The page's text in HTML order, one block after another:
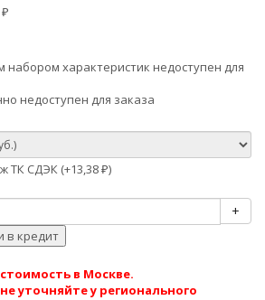
₽
характеристик недоступен для
недоступен для заказа
ТК СДЭК (+13,38 ₽)
+
в Москве.
уточняйте у регионального